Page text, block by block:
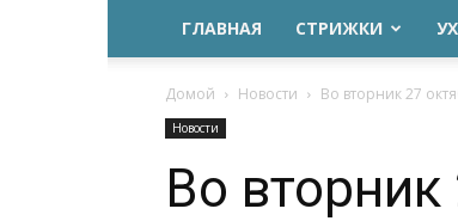
ГЛАВНАЯ СТРИЖКИ
Домой Новости Во вторник 27
Новости
Во